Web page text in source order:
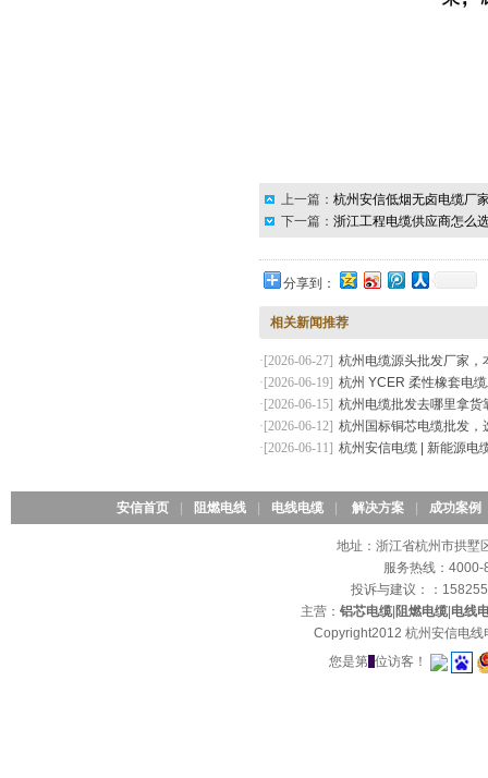
浙江省行业质量服务诚信领先
上一篇： 杭州安信低烟无卤电缆厂
下一篇： 浙江工程电缆供应商怎么
分享到：
相关新闻推荐
·[2026-06-27] 杭州电缆源头批发厂家，
·[2026-06-19] 杭州 YCER 柔性橡套电
·[2026-06-15] 杭州电缆批发去哪里拿货
·[2026-06-12] 杭州国标铜芯电缆批发，
·[2026-06-11] 杭州安信电缆 | 新能源电
安信首页 阻燃电线 电线电缆 解决方案 成功案例
地址：浙江省杭州市拱
服务热线：
投诉与建议：：
主营： 铝芯电缆 阻燃电缆 电线
Copyright2012 杭州安信电
您是第 位访客！